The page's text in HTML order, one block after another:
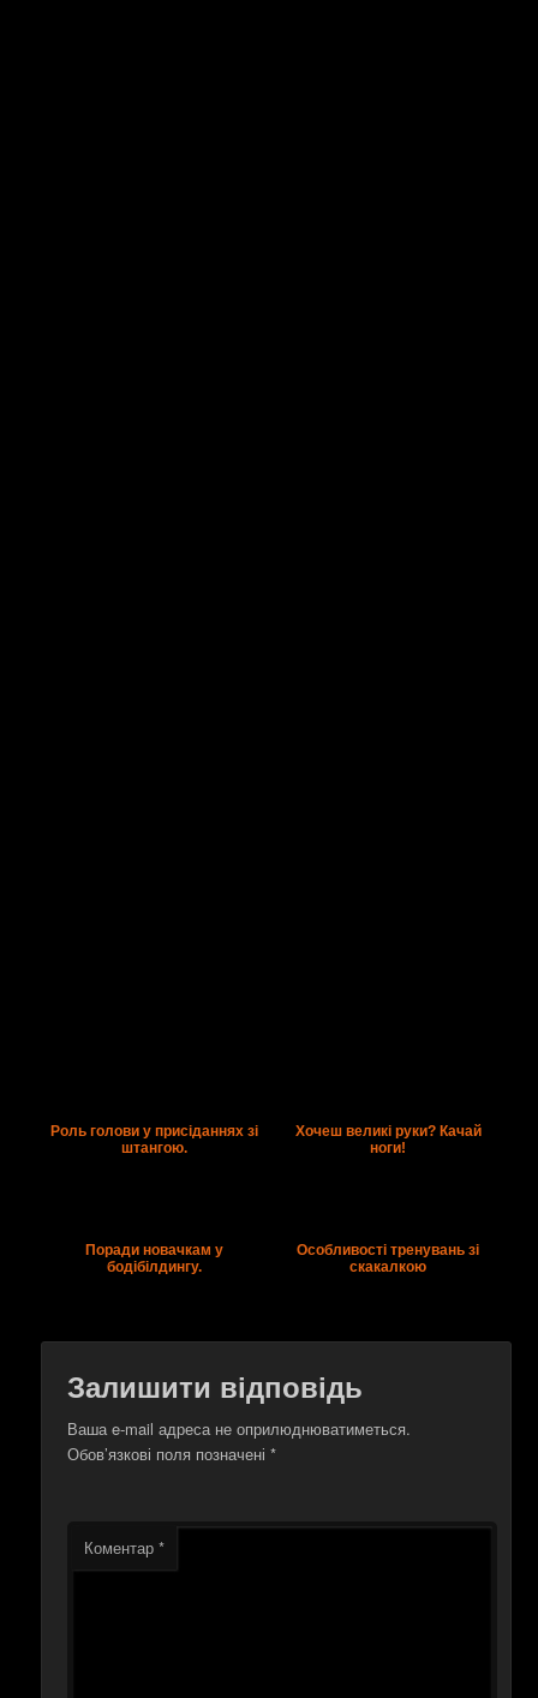
Роль голови у присіданнях зі
штангою.
Хочеш великі руки? Качай
ноги!
Поради новачкам у
бодібілдингу.
Особливості тренувань зі
скакалкою
Залишити відповідь
Ваша e-mail адреса не оприлюднюватиметься.
Обов’язкові поля позначені*
Коментар*